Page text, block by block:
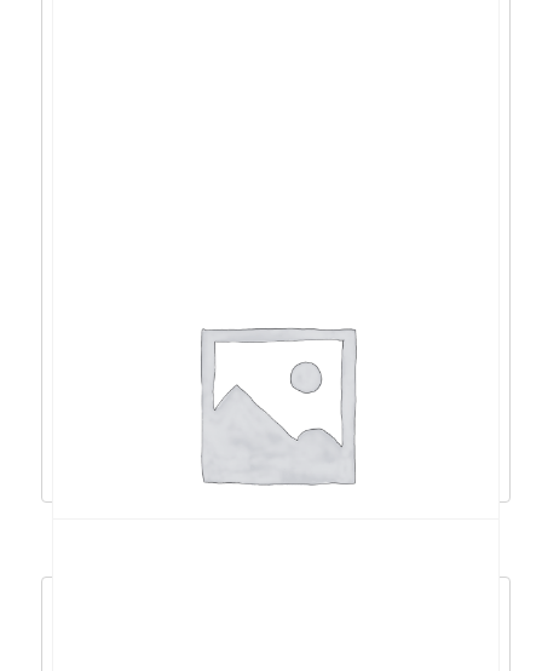
12650H/16GB/512GB/RTX4050/17,3/DOS –
NH.QLGEX.00D
1.506,38€ 1.355,74
Dodaj u košaricu